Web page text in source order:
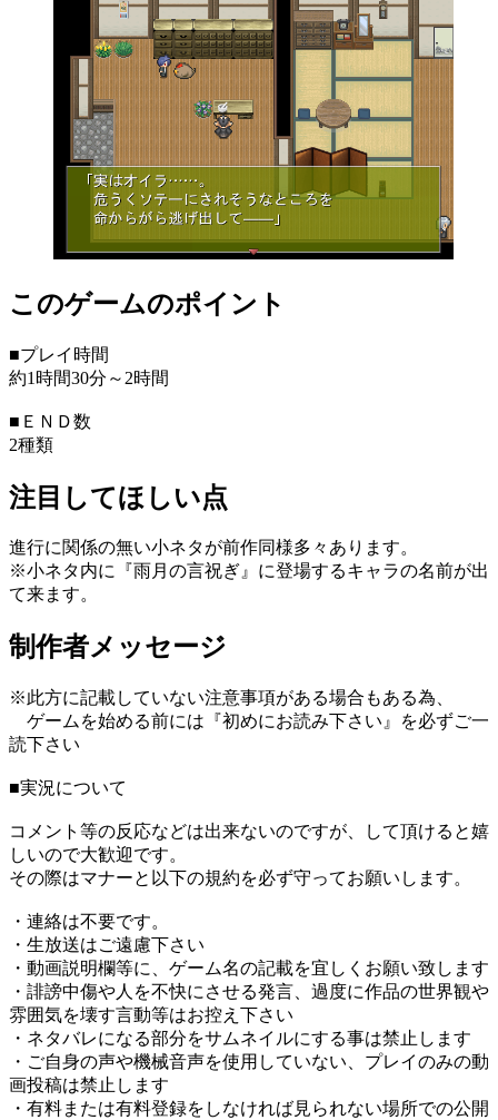
このゲームのポイント
■プレイ時間
約1時間30分～2時間
■ＥＮＤ数
2種類
注目してほしい点
進行に関係の無い小ネタが前作同様多々あります。
※小ネタ内に『雨月の言祝ぎ』に登場するキャラの名前が出
て来ます。
制作者メッセージ
※此方に記載していない注意事項がある場合もある為、
ゲームを始める前には『初めにお読み下さい』を必ずご一
読下さい
■実況について
コメント等の反応などは出来ないのですが、して頂けると嬉
しいので大歓迎です。
その際はマナーと以下の規約を必ず守ってお願いします。
・連絡は不要です。
・生放送はご遠慮下さい
・動画説明欄等に、ゲーム名の記載を宜しくお願い致します
・誹謗中傷や人を不快にさせる発言、過度に作品の世界観や
雰囲気を壊す言動等はお控え下さい
・ネタバレになる部分をサムネイルにする事は禁止します
・ご自身の声や機械音声を使用していない、プレイのみの動
画投稿は禁止します
・有料または有料登録をしなければ見られない場所での公開